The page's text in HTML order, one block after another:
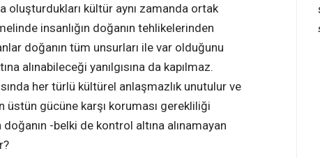
oluşturdukları kültür aynı zamanda ortak
insanlığın doğanın tehlikelerinden
doğanın tüm unsurları ile var olduğunu
alınabileceği yanılgısına da kapılmaz.
her türlü kültürel anlaşmazlık unutulur ve
üstün gücüne karşı koruması gerekliliği
-belki de kontrol altına alınamayan